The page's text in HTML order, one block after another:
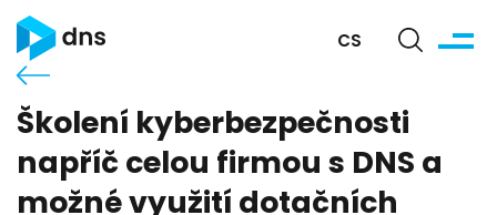
CS
Školení kyberbezpečnosti
napříč celou firmou s DNS a
možné využití dotačních